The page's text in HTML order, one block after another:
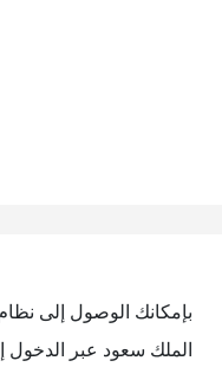
بإمكانك الوصول إلى
الملك سعود عبر الدخول